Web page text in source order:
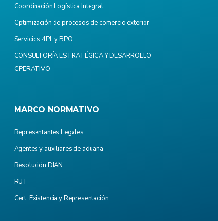
Coordinación Logística Integral
Optimización de procesos de comercio exterior
Servicios 4PL y BPO
CONSULTORÍA ESTRATÉGICA Y DESARROLLO
OPERATIVO
MARCO NORMATIVO
Representantes Legales
Agentes y auxiliares de aduana
Resolución DIAN
RUT
Cert. Existencia y Representación